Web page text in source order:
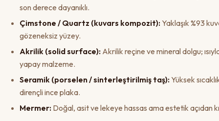
son derece dayanıklı.
Çimstone / Quartz (kuvars kompozit):Yaklaşık %93
gözeneksiz yüzey.
Akrilik (solid surface): Akrilik reçine ve mineral dolgu;
yapay malzeme.
Seramik (porselen / sinterleştirilmiş taş):Yüksek
dirençli ince plaka.
Mermer: Doğal, asit ve lekeye hassas ama estetik açıdan